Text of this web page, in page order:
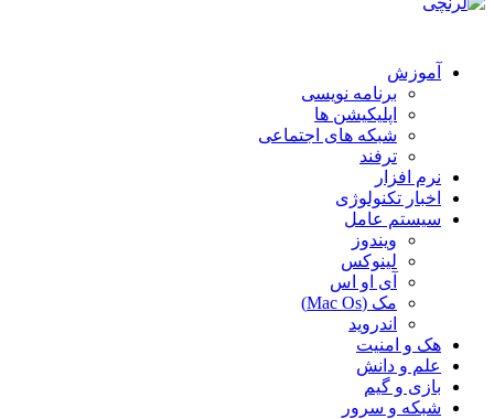
آموزش
برنامه نویسی
اپلیکیشن ها
شبکه های اجتماعی
ترفند
نرم افزار
اخبار تکنولوژی
سیستم عامل
ویندوز
لینوکس
آی او اس
مک (Mac Os)
اندروید
هک و امنیت
علم و دانش
بازی و گیم
شبکه و سرور